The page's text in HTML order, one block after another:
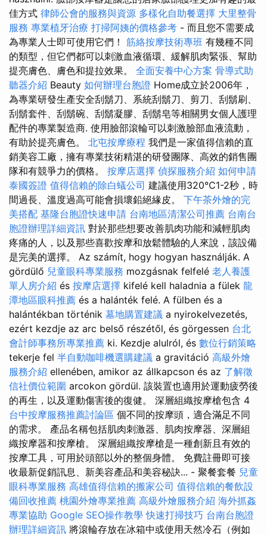
佳方式 律師公會的服務與資源 多樣化自助餐選擇 大里整骨
服務 專業植牙治療 打掃阿姨的價格參考 - 而且您不需要成
為專業人士即可使用它們！ 筋絡按摩技術專班 有幾種不同
的類型，但它們都可以刺激血液循環、緩解肌肉緊張、幫助
提亮膚色、膚色和提拉效果。 全面安養中心方案 骨導式助
聽器介紹 Beauty 如何辦理台胞證 Home成立於2006年，
為專業研發生產安全刮鬍刀、系統刮鬍刀、剪刀、刮鬍刷、
刮鬍套件、刮鬍碗、刮鬍凝膠、刮鬍皂等相關男女個人護理
配件的專業製造商. 使用臉部滾輪可以刺激臉部血液流動，
有助於提亮膚色。 北屯按摩療程 我們是一家值得信賴的直
銷美容工廠，擁有專業技術精湛的研發團隊、高效的銷售團
隊和有競爭力的價格。 按摩店選擇 偵探服務介紹 如何申請
泰國簽證 值得信賴的除白蟻公司 建議使用320℃1-2秒，時
間過長、溫度過高可能會損壞鉛絕緣皮。 下午茶外燴的完
美搭配 基隆台胞證快速申請 台南地區清潔公司推薦 台南台
胞證辦理詳細資訊 對於那些想要改善肌肉功能和減輕肌肉
疼痛的人，以及那些喜歡按摩和放鬆體驗的人來說，該設備
是完美的選擇。 Az számít, hogy hogyan használják. A
gördülő 兒童眼科專業服務 mozgásnak felfelé 老人養護
單人房介紹 és 按摩店選擇 kifelé kell haladnia a fülek 龍
潭地區眼科推薦 és a halánték felé. A fülben és a
halántékban történik 墓地購置建議 a nyirokelvezetés,
ezért kezdje az arc belső részétől, és görgessen 台北
會計師事務所專業推薦 ki. Kezdje alulról, és 數位行銷策略
tekerje fel 半自動咖啡機選購建議 a gravitáció 高級外燴
服務介紹 ellenében, amikor az állkapcson és az 了解徵
信社價位範圍 arcokon gördül. 該裝置也適用於運動疲勞後
的再生，以及運動傷害後的復健。 深層組織按摩槍包含 4
台中按摩服務推薦討論區 個不同的按摩頭，適合滿足不同
的需求。 產品名稱包括肌肉刺激器、肌肉按摩器、深層組
織按摩器和按摩槍。 深層組織按摩槍是一種創新且有效的
按摩工具，可用於頭部以外的整個身體。 免費註冊即可接
收最新促銷訊息、新美容產品和美容秘訣... - 聚餐套餐 兒童
眼科專業服務 高雄值得信賴的搬家公司 值得信賴的餐飲設
備回收推薦 桃園外燴專業推薦 高級外燴服務介紹 海外抓姦
專業協助 Google SEO操作教學 快速打掃技巧 台南台胞證
辦理詳細資訊 將滾輪存放在冰箱中或使用天然冷石（例如